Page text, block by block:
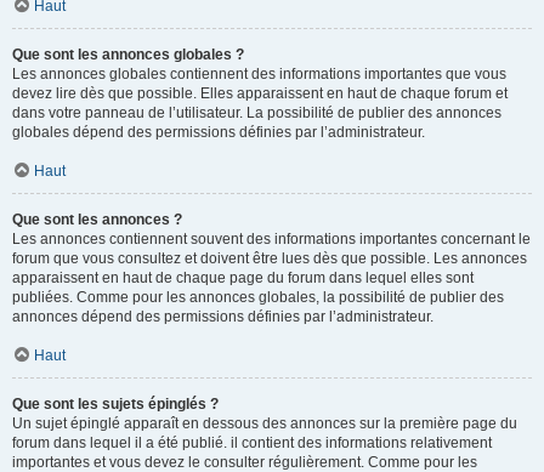
Haut
Que sont les annonces globales ?
Les annonces globales contiennent des informations importantes que vous
devez lire dès que possible. Elles apparaissent en haut de chaque forum et
dans votre panneau de l’utilisateur. La possibilité de publier des annonces
globales dépend des permissions définies par l’administrateur.
Haut
Que sont les annonces ?
Les annonces contiennent souvent des informations importantes concernant le
forum que vous consultez et doivent être lues dès que possible. Les annonces
apparaissent en haut de chaque page du forum dans lequel elles sont
publiées. Comme pour les annonces globales, la possibilité de publier des
annonces dépend des permissions définies par l’administrateur.
Haut
Que sont les sujets épinglés ?
Un sujet épinglé apparaît en dessous des annonces sur la première page du
forum dans lequel il a été publié. il contient des informations relativement
importantes et vous devez le consulter régulièrement. Comme pour les